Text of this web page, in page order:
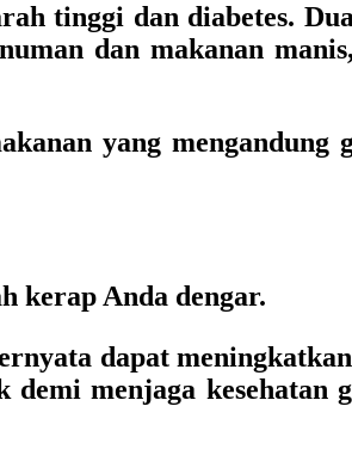
tinggi dan diabetes.
dan makanan
yang mengandung
kerap Anda dengar.
dapat
menjaga kesehatan